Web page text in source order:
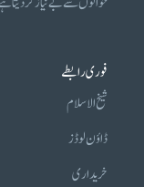
فوری رابطے
شیخ الاسلام
ڈاؤن لوڈز
خریداری